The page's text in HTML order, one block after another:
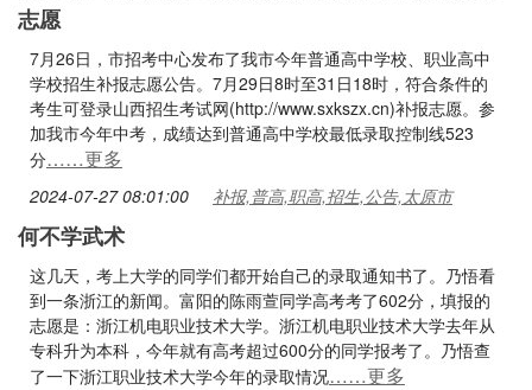
志愿
7月26日，市招考中心发布了我市今年普通高中学校、职业高中
学校招生补报志愿公告。7月29日8时至31日18时，符合条件的
考生可登录山西招生考试网(http://www.sxkszx.cn)补报志愿。参
加我市今年中考，成绩达到普通高中学校最低录取控制线523
分……更多
2024-07-27 08:01:00 补报,普高,职高,招生,公告,太原市
何不学武术
这几天，考上大学的同学们都开始自己的录取通知书了。乃悟看
到一条浙江的新闻。富阳的陈雨萱同学高考考了602分，填报的
志愿是：浙江机电职业技术大学。浙江机电职业技术大学去年从
专科升为本科，今年就有高考超过600分的同学报考了。乃悟查
了一下浙江职业技术大学今年的录取情况……更多